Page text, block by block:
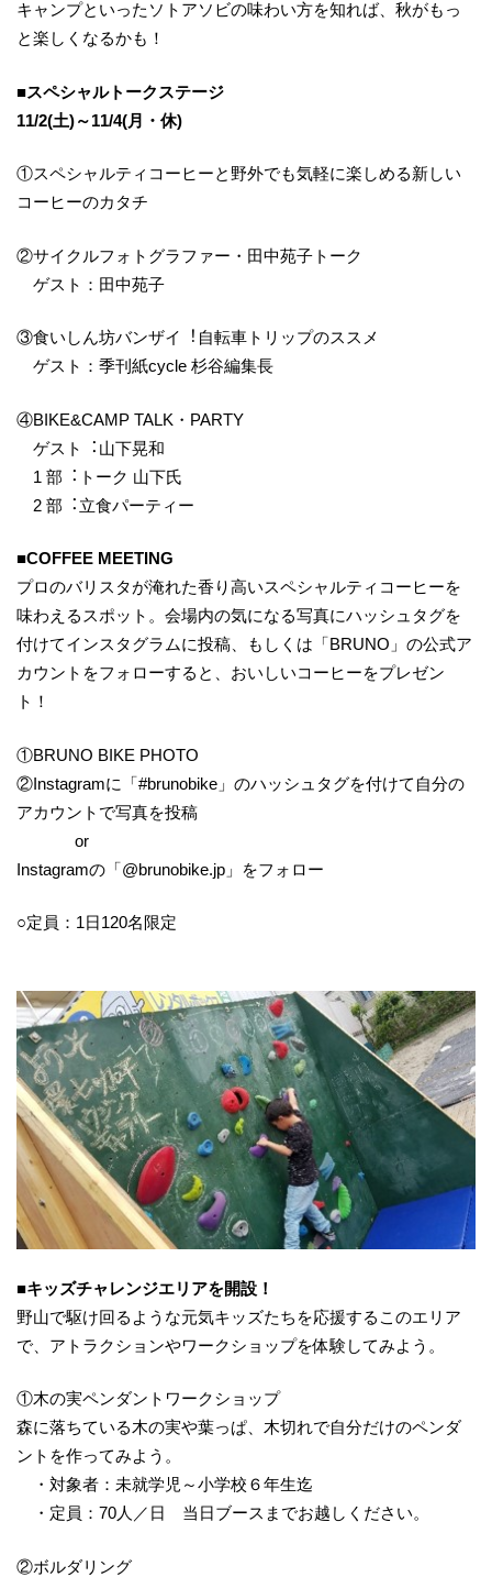
キャンプといったソトアソビの味わい方を知れば、秋がもっ
と楽しくなるかも！
■スペシャルトークステージ
11/2(土)～11/4(月・休)
①スペシャルティコーヒーと野外でも気軽に楽しめる新しい
コーヒーのカタチ
②サイクルフォトグラファー・田中苑子トーク
ゲスト：田中苑子
③食いしん坊バンザイ︕自転車トリップのススメ
ゲスト：季刊紙cycle 杉谷編集長
④BIKE&CAMP TALK・PARTY
ゲスト︓山下晃和
1 部︓トーク 山下氏
2 部︓立食パーティー
■COFFEE MEETING
プロのバリスタが淹れた香り高いスペシャルティコーヒーを
味わえるスポット。会場内の気になる写真にハッシュタグを
付けてインスタグラムに投稿、もしくは「BRUNO」の公式ア
カウントをフォローすると、おいしいコーヒーをプレゼン
ト！
①BRUNO BIKE PHOTO
②Instagramに「#brunobike」のハッシュタグを付けて自分の
アカウントで写真を投稿
or
Instagramの「@brunobike.jp」をフォロー
○定員：1日120名限定
■キッズチャレンジエリアを開設！
野山で駆け回るような元気キッズたちを応援するこのエリア
で、アトラクションやワークショップを体験してみよう。
①木の実ペンダントワークショップ
森に落ちている木の実や葉っぱ、木切れで自分だけのペンダ
ントを作ってみよう。
・対象者：未就学児～小学校６年生迄
・定員：70人／日 当日ブースまでお越しください。
②ボルダリング